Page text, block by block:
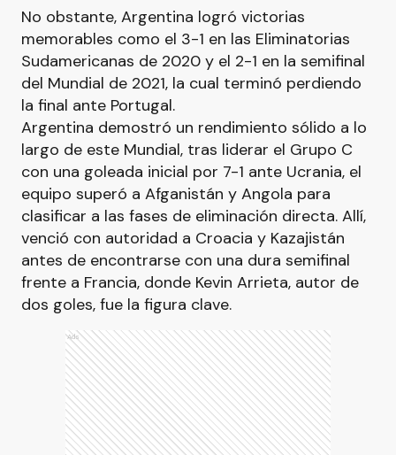
No obstante, Argentina logró victorias
memorables como el 3-1 en las Eliminatorias
Sudamericanas de 2020 y el 2-1 en la semifinal
del Mundial de 2021, la cual terminó perdiendo
la final ante Portugal.
Argentina demostró un rendimiento sólido a lo
largo de este Mundial, tras liderar el Grupo C
con una goleada inicial por 7-1 ante Ucrania, el
equipo superó a Afganistán y Angola para
clasificar a las fases de eliminación directa. Allí,
venció con autoridad a Croacia y Kazajistán
antes de encontrarse con una dura semifinal
frente a Francia, donde Kevin Arrieta, autor de
dos goles, fue la figura clave.
Ads